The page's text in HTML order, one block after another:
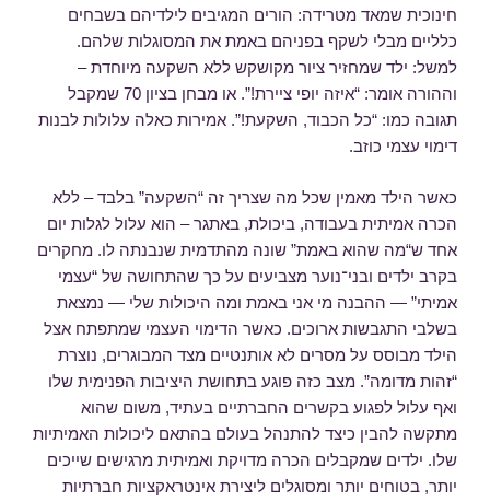
חינוכית שמאד מטרידה: הורים המגיבים לילדיהם בשבחים
כלליים מבלי לשקף בפניהם באמת את המסוגלות שלהם.
למשל: ילד שמחזיר ציור מקושקש ללא השקעה מיוחדת –
וההורה אומר: “איזה יופי ציירת!”. או מבחן בציון 70 שמקבל
תגובה כמו: “כל הכבוד, השקעת!”. אמירות כאלה עלולות לבנות
דימוי עצמי כוזב.
כאשר הילד מאמין שכל מה שצריך זה “השקעה” בלבד – ללא
הכרה אמיתית בעבודה, ביכולת, באתגר – הוא עלול לגלות יום
אחד ש“מה שהוא באמת” שונה מהתדמית שנבנתה לו. מחקרים
בקרב ילדים ובני־נוער מצביעים על כך שהתחושה של “עצמי
אמיתי” — ההבנה מי אני באמת ומה היכולות שלי — נמצאת
בשלבי התגבשות ארוכים. כאשר הדימוי העצמי שמתפתח אצל
הילד מבוסס על מסרים לא אותנטיים מצד המבוגרים, נוצרת
“זהות מדומה”. מצב כזה פוגע בתחושת היציבות הפנימית שלו
ואף עלול לפגוע בקשרים החברתיים בעתיד, משום שהוא
מתקשה להבין כיצד להתנהל בעולם בהתאם ליכולות האמיתיות
שלו. ילדים שמקבלים הכרה מדויקת ואמיתית מרגישים שייכים
יותר, בטוחים יותר ומסוגלים ליצירת אינטראקציות חברתיות